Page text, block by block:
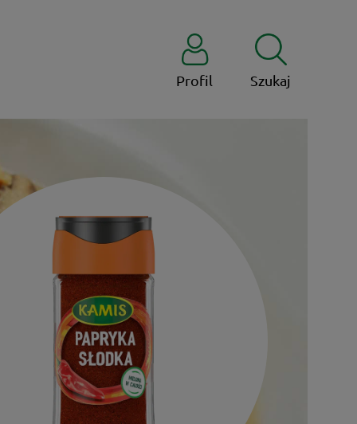
Profil Szukaj